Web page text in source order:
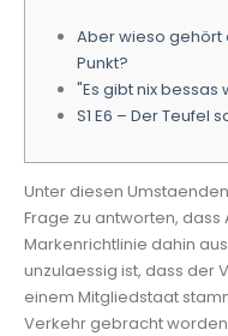
Aber wieso gehört
Punkt?
"Es gibt nix bessas
S1 E6 – Der Teufel
Unter diesen
Frage zu antworten, dass
Markenrichtlinie dahin
unzulaessig ist, dass der
einem Mitgliedstaat
Verkehr gebracht